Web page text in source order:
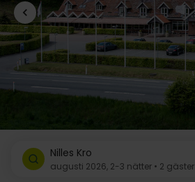
Nilles Kro
augusti 2026, 2-3 nätter • 2 gäster